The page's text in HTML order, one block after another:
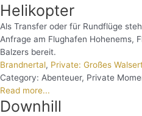
Helikopter
Als Transfer oder für Rundflüge
Anfrage am Flughafen Hohenems,
Balzers bereit.
Brandnertal, Private: Großes
Category: Abenteuer, Private
Read more...
Downhill